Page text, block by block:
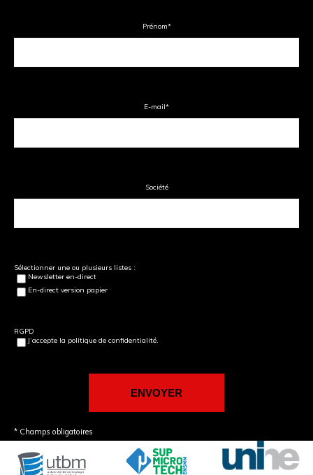
Prénom*
E-mail*
Société
Sélectionner une ou plusieurs listes :
Newsletter en-direct
En-direct version papier
RGPD
J’accepte la politique de confidentialité.
* Champs obligatoires